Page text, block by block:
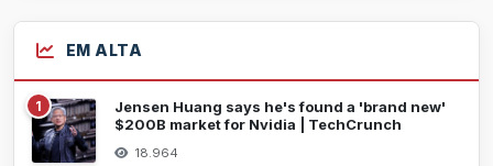
EM ALTA
1
Jensen Huang says he's found a 'brand new'
$200B market for Nvidia | TechCrunch
18.964